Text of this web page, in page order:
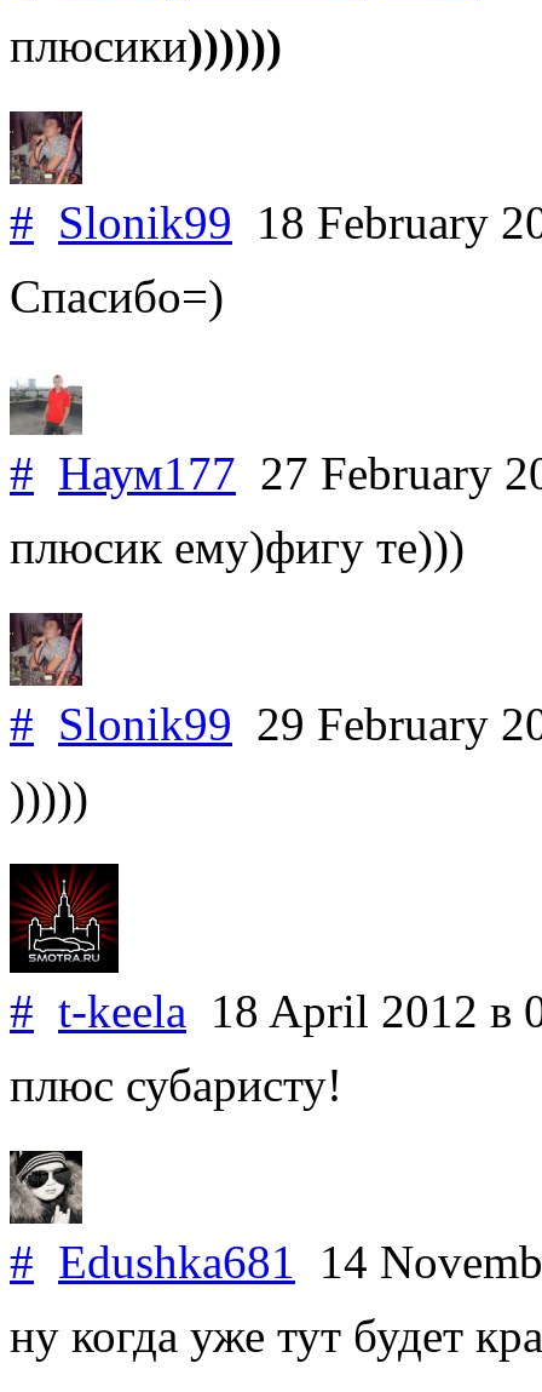
плюсики))))))
# Slonik99 18 February
Спасибо=)
# Наум177 27 February
плюсик ему)фигу те)))
# Slonik99 29 February
)))))
# t-keela 18 April 2012 в
плюс субаристу!
# Edushka681 14
ну когда уже тут будет